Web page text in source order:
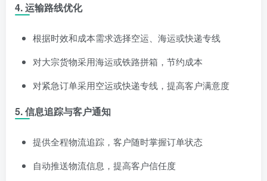
4. 运输路线优化
根据时效和成本需求选择空运、海运或快递专线
对大宗货物采用海运或铁路拼箱，节约成本
对紧急订单采用空运或快递专线，提高客户满意度
5. 信息追踪与客户通知
提供全程物流追踪，客户随时掌握订单状态
自动推送物流信息，提高客户信任度